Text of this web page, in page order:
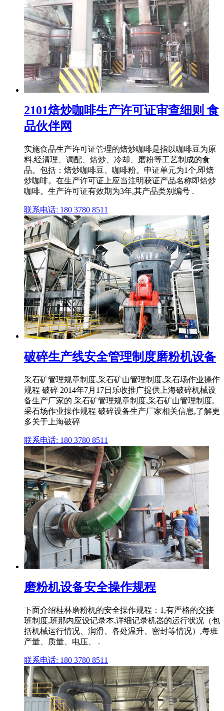
2101焙炒咖啡生产许可证审查细则 食
品伙伴网
实施食品生产许可证管理的焙炒咖啡是指以咖啡豆为原
料,经清理、调配、焙炒、冷却、磨粉等工艺制成的食
品。包括：焙炒咖啡豆、咖啡粉。申证单元为1个,即焙
炒咖啡。在生产许可证上应当注明获证产品名称即焙炒
咖啡。生产许可证有效期为3年,其产品类别编号 .
联系电话: 180 3780 8511
破碎生产线安全管理制度磨粉机设备
采石矿管理规章制度,采石矿山管理制度,采石场作业操作
规程 破碎 2014年7月17日乐收推广提供上海破碎机械设
备生产厂家的 采石矿管理规章制度,采石矿山管理制度,
采石场作业操作规程 破碎设备生产厂家相关信息,了解更
多关于上海破碎
联系电话: 180 3780 8511
磨粉机设备安全操作规程
下面介绍桂林磨粉机的安全操作规程：1,有严格的交接
班制度,班那内应设记录本,详细记录机器的运行状况（包
括机械运行情况、润滑、各处温升、密封等情况）,每班
产量、质量、电压、 .
联系电话: 180 3780 8511